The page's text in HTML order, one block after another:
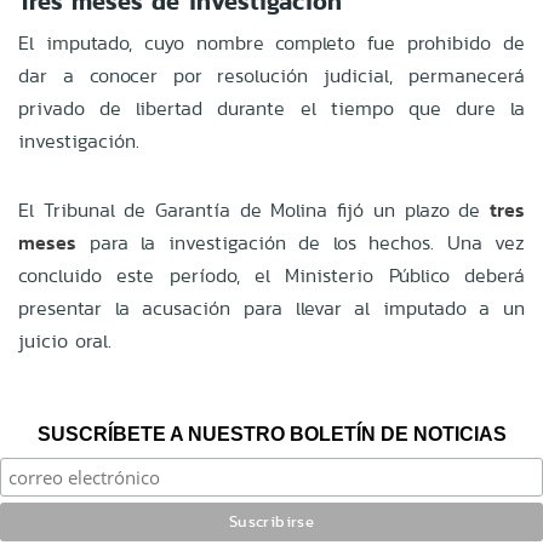
El imputado, cuyo nombre completo fue prohibido de
dar a conocer por resolución judicial, permanecerá
privado de libertad durante el tiempo que dure la
investigación.
El Tribunal de Garantía de Molina fijó un plazo de tres
meses para la investigación de los hechos. Una vez
concluido este período, el Ministerio Público deberá
presentar la acusación para llevar al imputado a un
juicio oral.
SUSCRÍBETE A NUESTRO BOLETÍN DE NOTICIAS